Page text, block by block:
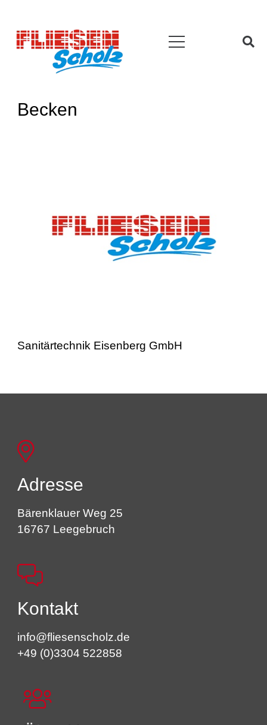
Becken
Sanitärtechnik Eisenberg GmbH
Adresse
Bärenklauer Weg 25
16767 Leegebruch
Kontakt
info@fliesenscholz.de
+49 (0)3304 522858